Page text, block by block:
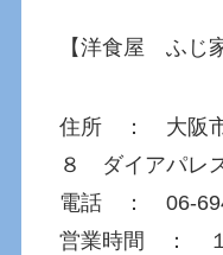
【洋食屋 ふじ
住所 ： 大阪市
８ ダイアパレ
電話 ： 06-
営業時間 ： １